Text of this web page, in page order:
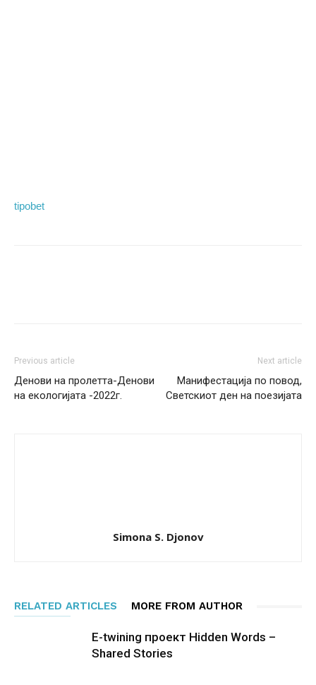
tipobet
Previous article
Денови на пролетта-Денови
на екологијата -2022г.
Next article
Манифестација по повод,
Светскиот ден на поезијата
Simona S. Djonov
RELATED ARTICLES MORE FROM AUTHOR
E-twining проект Hidden Words –
Shared Stories